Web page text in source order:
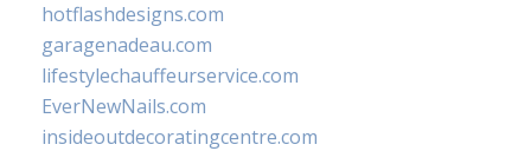
hotflashdesigns.com
garagenadeau.com
lifestylechauffeurservice.com
EverNewNails.com
insideoutdecoratingcentre.com